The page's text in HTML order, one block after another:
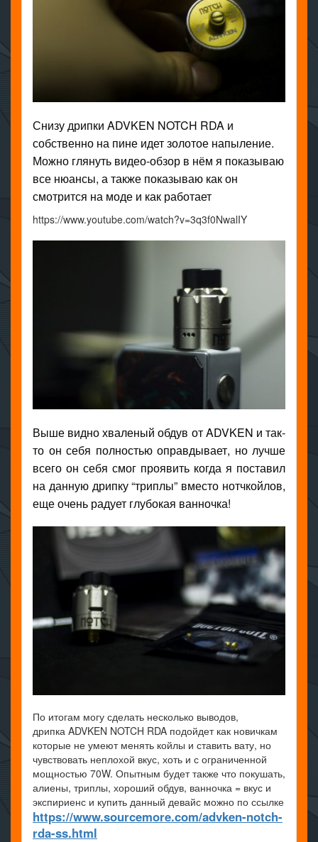
Снизу дрипки ADVKEN NOTCH RDA и
собственно на пине идет золотое напыление.
Можно глянуть видео-обзор в нём я показываю
все нюансы, а также показываю как он
смотрится на моде и как работает
https://www.youtube.com/watch?v=3q3f0NwalIY
Выше видно хваленый обдув от ADVKEN и так-
то он себя полностью оправдывает, но лучше
всего он себя смог проявить когда я поставил
на данную дрипку “триплы” вместо нотчкойлов,
еще очень радует глубокая ванночка!
По итогам могу сделать несколько выводов,
дрипка ADVKEN NOTCH RDA подойдет как новичкам
которые не умеют менять койлы и ставить вату, но
чувствовать неплохой вкус, хоть и с ограниченной
мощностью 70W. Опытным будет также что покушать,
алиены, триплы, хороший обдув, ванночка = вкус и
экспириенс и купить данный девайс можно по ссылке
https://www.sourcemore.com/advken-notch-
rda-ss.html